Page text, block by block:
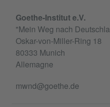
Goethe-Institut e.V.
"Mein Weg nach
Oskar-von-Miller-Ring 18
80333 Munich
Allemagne
mwnd@goethe.de